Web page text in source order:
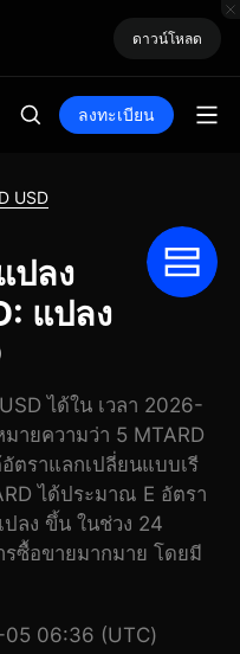
ดาวน์โหลด
ลงทะเบียน
USD
ปลง
แปลง
ได้ใน เวลา 2026-
ายความว่า 5 MTARD
ตราแลกเปลี่ยนแบบเรี
ได้ประมาณ E อัตรา
ลง ขึ้น ในช่วง 24
รซื้อขายมากมาย โดยมี
06:36 (UTC)